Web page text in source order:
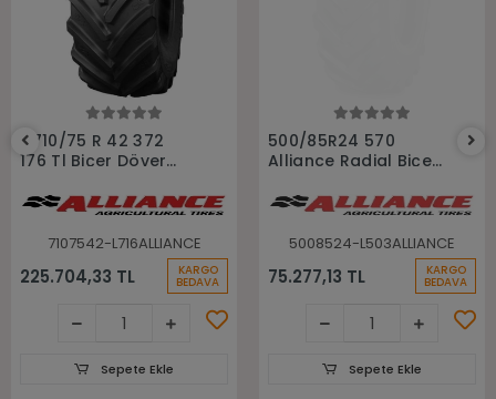
If710/75 R 42 372
176 Tl Biçer Döver
7107542-L716ALLIANCE
225.704,33 TL KARGO
BEDAVA
Sepete Ekle
500/85R24 570
Alliance Radial Biçer
5008524-L503ALLIANCE
75.277,13 TL KARGO
BEDAVA
Sepete Ekle